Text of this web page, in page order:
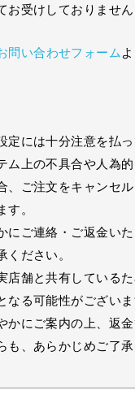
お受けしておりません
問い合わせフォーム
定には十分注意を払っ
ム上の不具合や人為
、ご注文をキャンセル
す。
にご連絡・ご返金い
ください。
店舗と共有している
なる可能性がございま
かにご案内の上、返
も、あらかじめご了承